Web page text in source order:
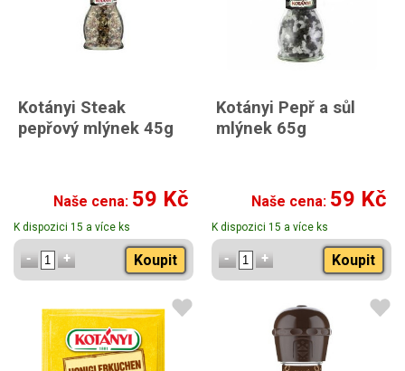
Kotányi Steak
pepřový mlýnek 45g
Naše cena: 59 Kč
K dispozici 15 a více ks
Koupit
Kotányi Pepř a sůl
mlýnek 65g
Naše cena: 59 Kč
K dispozici 15 a více ks
Koupit